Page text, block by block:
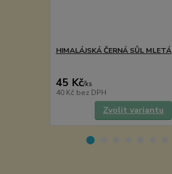
HIMALÁJSKÁ ČERNÁ SŮL MLETÁ
45 Kč/ks
40 Kč bez DPH
Zvolit variantu